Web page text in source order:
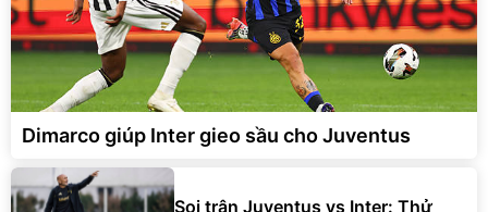
Dimarco giúp Inter gieo sầu cho Juventus
Soi trận Juventus vs Inter: Thử